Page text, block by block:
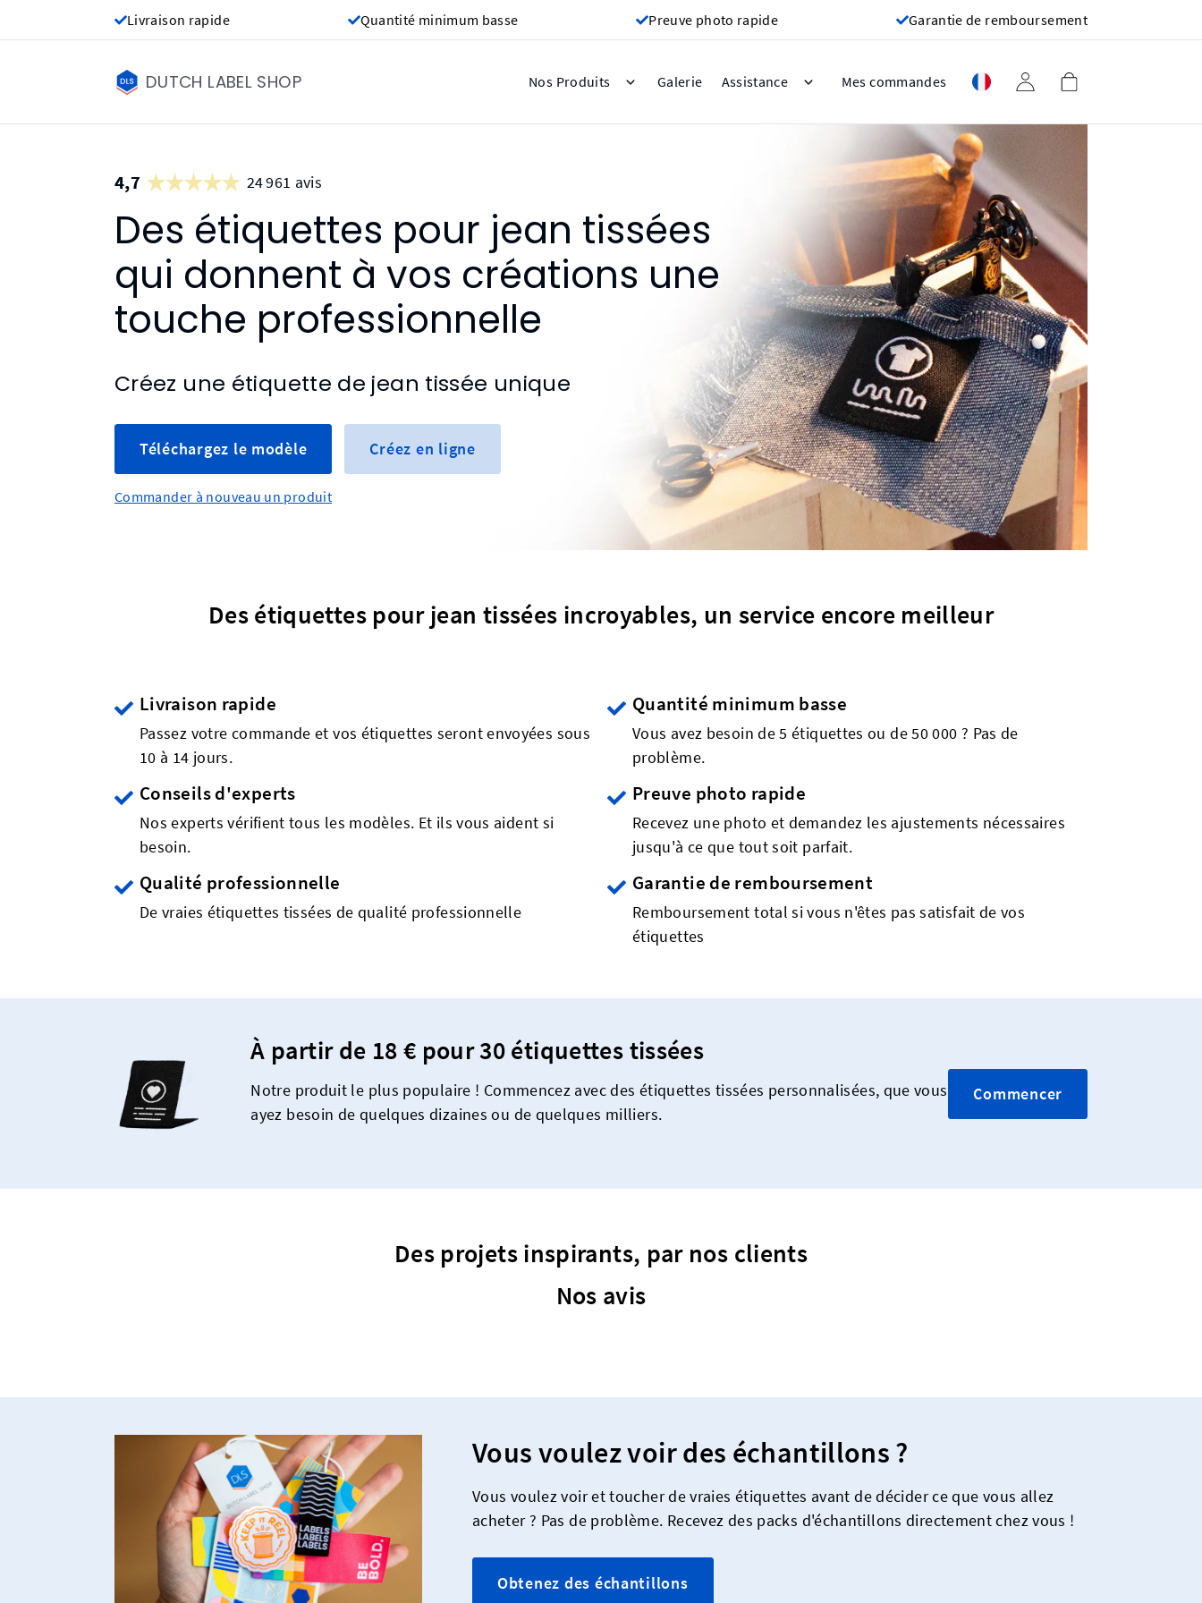
Livraison rapide Quantité minimum basse Preuve photo rapide Garantie de remboursement
DUTCH LABEL SHOP Nos Produits Galerie Assistance Mes commandes
4,7 24 961 avis
Des étiquettes pour jean tissées
qui donnent à vos créations une
touche professionnelle
Créez une étiquette de jean tissée unique
Téléchargez le modèle Créez en ligne
Commander à nouveau un produit
Des étiquettes pour jean tissées incroyables, un service encore meilleur
Livraison rapide
Passez votre commande et vos étiquettes seront envoyées sous
10 à 14 jours.
Quantité minimum basse
Vous avez besoin de 5 étiquettes ou de 50 000 ? Pas de
problème.
Conseils d'experts
Nos experts vérifient tous les modèles. Et ils vous aident si
besoin.
Preuve photo rapide
Recevez une photo et demandez les ajustements nécessaires
jusqu'à ce que tout soit parfait.
Qualité professionnelle
De vraies étiquettes tissées de qualité professionnelle
Garantie de remboursement
Remboursement total si vous n'êtes pas satisfait de vos
étiquettes
À partir de 18 € pour 30 étiquettes tissées
Notre produit le plus populaire ! Commencez avec des étiquettes tissées personnalisées, que vous
ayez besoin de quelques dizaines ou de quelques milliers.
Commencer
Des projets inspirants, par nos clients
Nos avis
Vous voulez voir des échantillons ?
Vous voulez voir et toucher de vraies étiquettes avant de décider ce que vous allez
acheter ? Pas de problème. Recevez des packs d'échantillons directement chez vous !
Obtenez des échantillons